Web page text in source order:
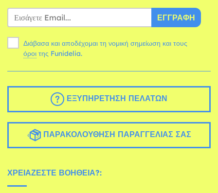
ΕΓΓΡΑΦΉ
Διάβασα και αποδέχομαι τη νομική σημείωση και τους
όροι της Funidelia.
ΕΞΥΠΗΡΈΤΗΣΗ ΠΕΛΑΤΏΝ
ΠΑΡΑΚΟΛΟΎΘΗΣΗ ΠΑΡΑΓΓΕΛΊΑΣ ΣΑΣ
ΧΡΕΙΆΖΕΣΤΕ ΒΟΉΘΕΙΑ?: